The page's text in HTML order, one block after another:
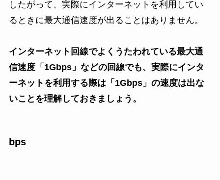
したがって、実際にインターネットを利用してい
るときに最大通信速度が出ることはありません。
インターネット回線でよくうたわれている最大通
信速度「1Gbps」などの回線でも、実際にインタ
ーネットを利用する際は「1Gbps」の速度は出な
いことを理解しておきましょう。
bps